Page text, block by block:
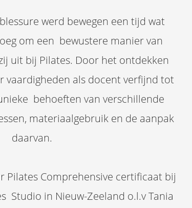
werd bewegen een tijd wat
om een bewustere manier van
uit bij Pilates. Door het ontdekken
vaardigheden als docent verfijnd tot
behoeften van verschillende
materiaalgebruik en de aanpak
daarvan.
Pilates Comprehensive certificaat bij
Studio in Nieuw-Zeeland o.l.v Tania